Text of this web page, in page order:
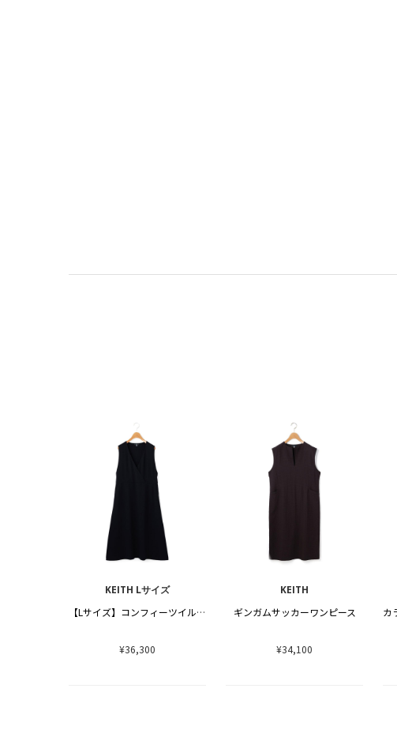
KEITH Lサイズ
【Lサイズ】コンフィーツイルワンピース
¥36,300
KEITH
ギンガムサッカーワンピース
¥34,100